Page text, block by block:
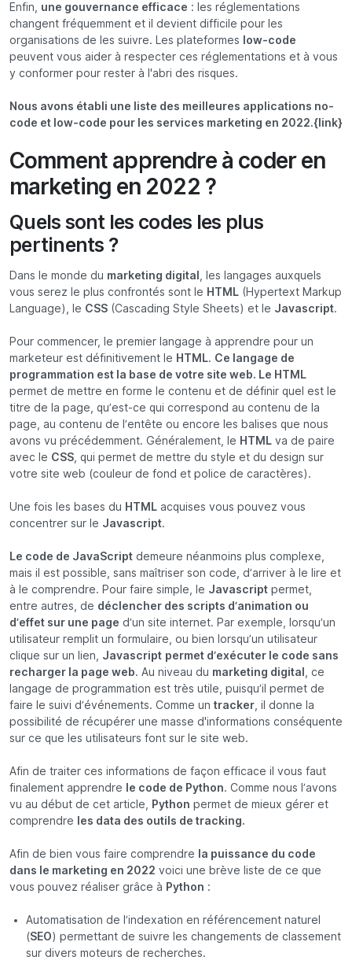
Enfin, une gouvernance efficace : les réglementations
changent fréquemment et il devient difficile pour les
organisations de les suivre. Les plateformes
low-code
peuvent vous aider à respecter ces réglementations et à vous
y conformer pour rester à l'abri des risques.
Nous avons établi une liste des meilleures applications no-
code et low-code pour les services marketing en 2022.{link}
Comment apprendre à coder en
marketing en 2022 ?
Quels sont les codes les plus
pertinents ?
Dans le monde du marketing digital , les langages auxquels
vous serez le plus confrontés sont le HTML (Hypertext Markup
Language), le CSS (Cascading Style Sheets) et le Javascript.
Pour commencer, le premier langage à apprendre pour un
marketeur est définitivement le HTML. Ce langage de
programmation est la base de votre site web. Le HTML
permet de mettre en forme le contenu et de définir quel est le
titre de la page, qu’est-ce qui correspond au contenu de la
page, au contenu de l’entête ou encore les balises que nous
avons vu précédemment. Généralement, le HTML va de paire
avec le CSS, qui permet de mettre du style et du design sur
votre site web (couleur de fond et police de caractères).
Une fois les bases du HTML acquises vous pouvez vous
concentrer sur le Javascript.
Le code de JavaScript demeure néanmoins plus complexe,
mais il est possible, sans maîtriser son code, d’arriver à le lire et
à le comprendre. Pour faire simple, le Javascript permet,
entre autres, de déclencher des scripts d’animation ou
d’effet sur une page d’un site internet. Par exemple, lorsqu’un
utilisateur remplit un formulaire, ou bien lorsqu’un utilisateur
clique sur un lien, Javascript permet d’exécuter le code sans
recharger la page web. Au niveau du marketing digital , ce
langage de programmation est très utile, puisqu’il permet de
faire le suivi d’événements. Comme un tracker, il donne la
possibilité de récupérer une masse d'informations conséquente
sur ce que les utilisateurs font sur le site web.
Afin de traiter ces informations de façon efficace il vous faut
finalement apprendre
le code de Python. Comme nous l’avons
vu au début de cet article, Python permet de mieux gérer et
comprendre
les data des outils de tracking.
Afin de bien vous faire comprendre
la puissance du code
dans le marketing en 2022 voici une brève liste de ce que
vous pouvez réaliser grâce à Python :
Automatisation de l’indexation en référencement naturel
(SEO) permettant de suivre les changements de classement
sur divers moteurs de recherches.